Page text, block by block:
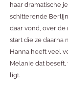
haar dramatische
schitterende
daar vond, over
start die ze daarna
Hanna heeft veel
Melanie dat
ligt.